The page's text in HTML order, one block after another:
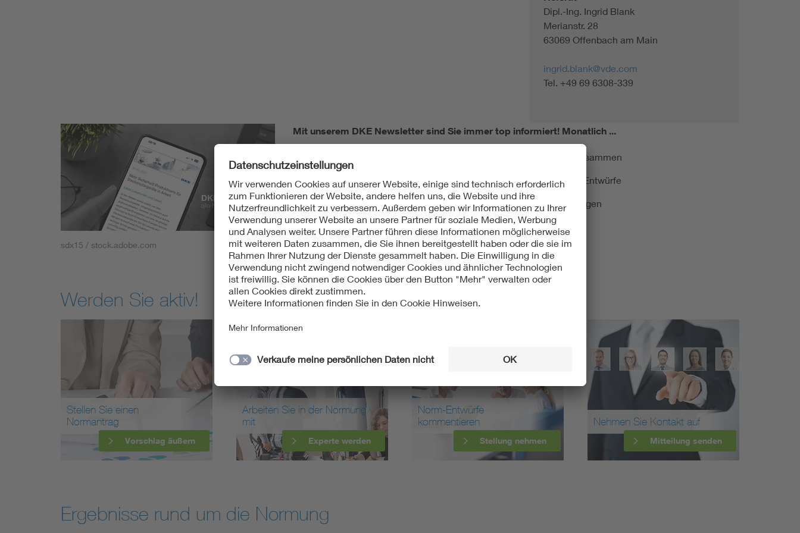
Dipl.-Ing. Ingrid Blank
Merianstr. 28
63069 Offenbach am Main
ingrid.blank@vde.com
Tel. +49 69 6308-339
sdx15 / stock.adobe.com
Mit unserem DKE Newsletter sind Sie immer top informiert! Monatlich ...
fassen wir die wichtigsten Entwicklungen in der Normung kurz zusammen
berichten wir über aktuelle Arbeitsergebnisse, Publikationen und Entwürfe
informieren wir Sie bereits frühzeitig über zukünftige Veranstaltungen
Ich möchte den DKE Newsletter erhalten!
Werden Sie aktiv!
Stellen Sie einen
Normantrag
Vorschlag äußern
Arbeiten Sie in der Normung
mit
Experte werden
Norm-Entwürfe
kommentieren
Stellung nehmen
Nehmen Sie Kontakt auf
Mitteilung senden
Ergebnisse rund um die Normung